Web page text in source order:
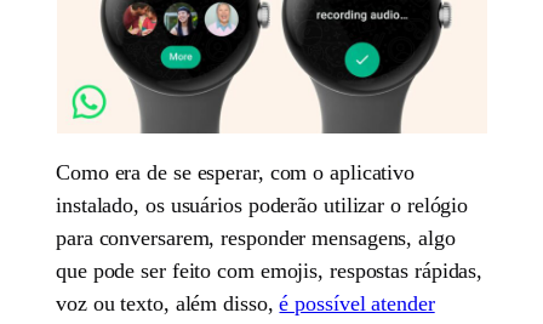
Como era de se esperar, com o aplicativo
instalado, os usuários poderão utilizar o relógio
para conversarem, responder mensagens, algo
que pode ser feito com emojis, respostas rápidas,
voz ou texto, além disso,é possível atender